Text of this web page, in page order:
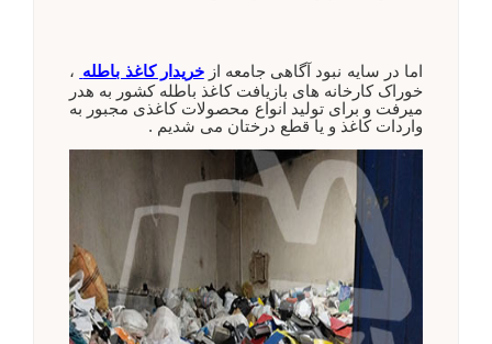
اما در سایه نبود آگاهی جامعه ازخریدار کاغذ باطله ،
خوراک کارخانه های بازیافت کاغذ باطله کشور به هدر
میرفت و برای تولید انواع محصولات کاغذی مجبور به
واردات کاغذ و یا قطع درختان می شدیم .